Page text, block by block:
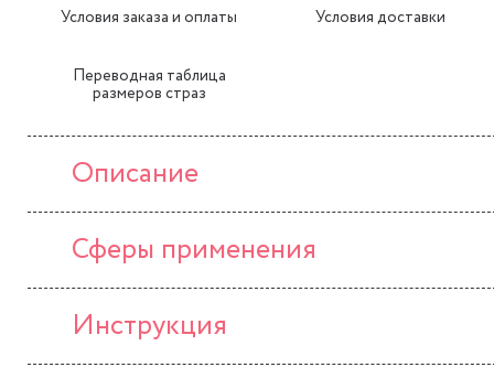
Условия заказа и оплаты Условия доставки
Переводная таблица
размеров страз
Описание
Сферы применения
Инструкция